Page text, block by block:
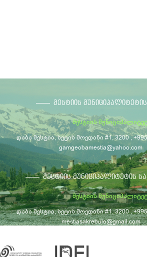
ᲛᲔᲡᲢᲘᲘᲡ
მესტიის
დაბა მესტია, სეტის მოედანი #1, 3200 ,
gamgeobamestia@yahoo.com
ᲛᲔᲡᲢᲘᲘᲡ ᲛᲣᲜᲘᲪᲘᲞᲐᲚᲘᲢᲔᲢᲘᲡ
მესტიის
დაბა მესტია, სეტის მოედანი #1, 3200 ,
mestiasakrebulo@gmail.com